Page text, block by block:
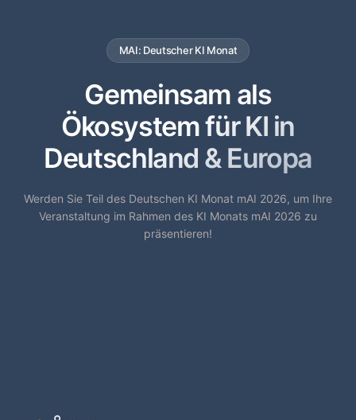
MAI: Deutscher KI Monat
Gemeinsam als
Ökosystem für KI in
Deutschland & Europa
Werden Sie Teil des Deutschen KI Monat mAI 2026, um Ihre
Veranstaltung im Rahmen des KI Monats mAI 2026 zu
präsentieren!